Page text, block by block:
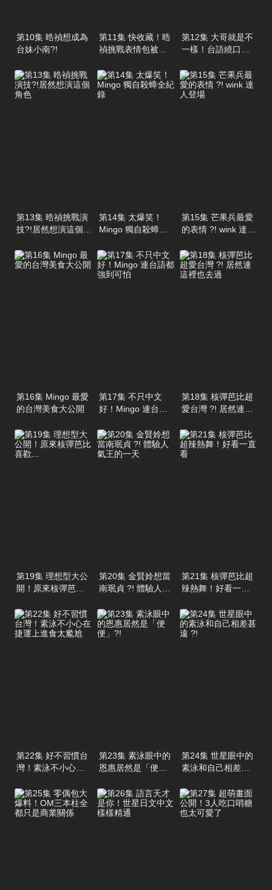
第10集 晧禎想成為
台妹小南?!
第11集 快收藏！晧
禎挑戰表情包被難
第12集 大哥就是不
一樣！台語繞口令
第13集 晧禎挑戰演
技?!居然想演這個角
第14集 太爆笑！
Mingo 獨自殺蟑全
第15集 芒果兵最愛
的表情 ?! wink 達人
第16集 Mingo 最愛
的台灣美食大公開
第17集 不只中文
好！Mingo 連台語
第18集 核彈芭比超
愛台灣 ?! 居然連這
第19集 理想型大公
開！原來核彈芭比
第20集 金賢姈想當
南珉貞 ?! 體驗人氣
第21集 核彈芭比超
辣熱舞！好看一直
第22集 好不習慣台
灣！素泳不小心在
第23集 素泳眼中的
恩惠居然是「便
第24集 世星眼中的
素泳和自己相差甚